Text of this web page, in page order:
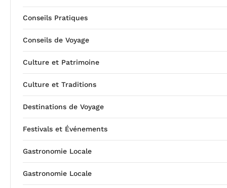
Conseils Pratiques
Conseils de Voyage
Culture et Patrimoine
Culture et Traditions
Destinations de Voyage
Festivals et Événements
Gastronomie Locale
Gastronomie Locale